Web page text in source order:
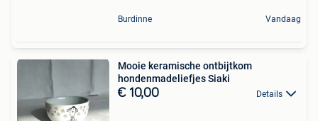
Burdinne Vandaag
Mooie keramische ontbijtkom
hondenmadeliefjes Siaki
€ 10,00 Details